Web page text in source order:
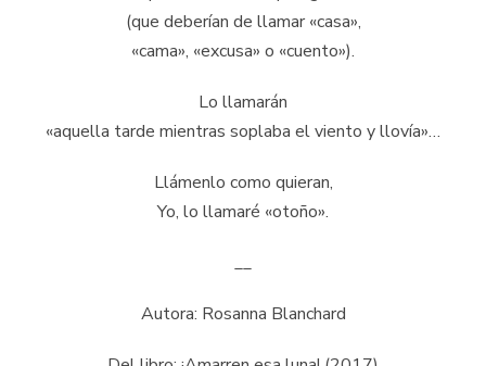
(que deberían de llamar «casa»,
«cama», «excusa» o «cuento»).
Lo llamarán
«aquella tarde mientras soplaba el viento y llovía»…
Llámenlo como quieran,
Yo, lo llamaré «otoño».
__
Autora: Rosanna Blanchard